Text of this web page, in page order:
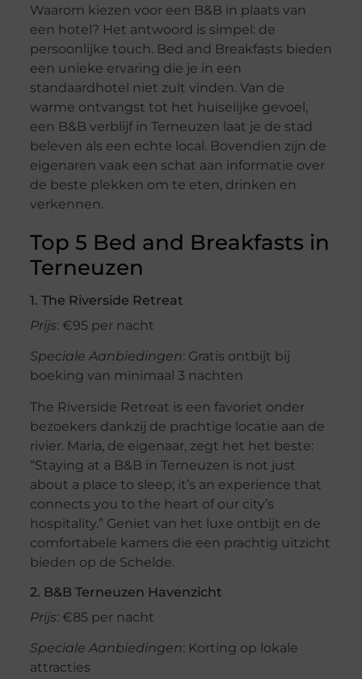
Waarom kiezen voor een B&B in plaats van
een hotel? Het antwoord is simpel: de
persoonlijke touch. Bed and Breakfasts bieden
een unieke ervaring die je in een
standaardhotel niet zult vinden. Van de
warme ontvangst tot het huiselijke gevoel,
een B&B verblijf in Terneuzen laat je de stad
beleven als een echte local. Bovendien zijn de
eigenaren vaak een schat aan informatie over
de beste plekken om te eten, drinken en
verkennen.
Top 5 Bed and Breakfasts in
Terneuzen
1. The Riverside Retreat
Prijs: €95 per nacht
Speciale Aanbiedingen: Gratis ontbijt bij
boeking van minimaal 3 nachten
The Riverside Retreat is een favoriet onder
bezoekers dankzij de prachtige locatie aan de
rivier. Maria, de eigenaar, zegt het het beste:
“Staying at a B&B in Terneuzen is not just
about a place to sleep; it’s an experience that
connects you to the heart of our city’s
hospitality.” Geniet van het luxe ontbijt en de
comfortabele kamers die een prachtig uitzicht
bieden op de Schelde.
2. B&B Terneuzen Havenzicht
Prijs: €85 per nacht
Speciale Aanbiedingen: Korting op lokale
attracties